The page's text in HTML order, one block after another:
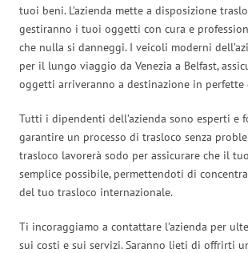
tuoi beni. L’azienda mette a disposizione
gestiranno i tuoi oggetti con cura e
che nulla si danneggi. I veicoli moderni
per il lungo viaggio da Venezia a Belfast,
oggetti arriveranno a destinazione in perfette
Tutti i dipendenti dell’azienda sono esperti e
garantire un processo di trasloco senza
trasloco lavorerà sodo per assicurare che il
semplice possibile, permettendoti di
del tuo trasloco internazionale.
Ti incoraggiamo a contattare l’azienda per
sui costi e sui servizi. Saranno lieti di offrirti